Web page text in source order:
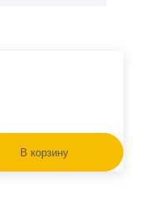
В корзину